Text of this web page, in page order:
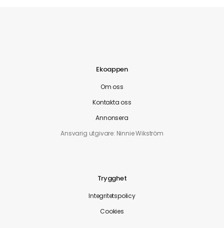
Ekoappen
Om oss
Kontakta oss
Annonsera
Ansvarig utgivare: Ninnie Wikström
Trygghet
Integritetspolicy
Cookies